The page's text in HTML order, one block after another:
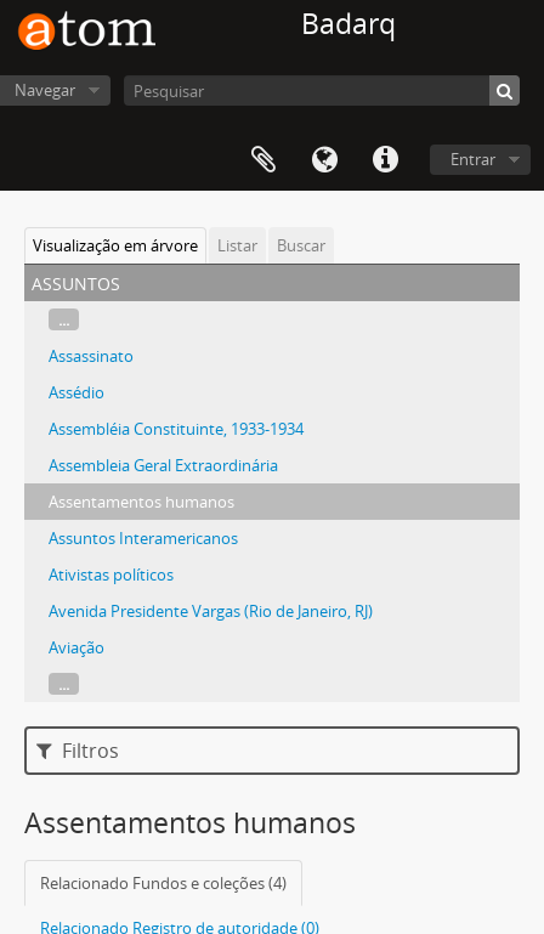
Badarq
Navegar
Entrar
Visualização em árvore Listar Buscar
assuntos
...
Assassinato
Assédio
Assembléia Constituinte, 1933-1934
Assembleia Geral Extraordinária
Assentamentos humanos
Assuntos Interamericanos
Ativistas políticos
Avenida Presidente Vargas (Rio de Janeiro, RJ)
Aviação
...
Filtros
Assentamentos humanos
Relacionado Fundos e coleções (4)
Relacionado Registro de autoridade (0)